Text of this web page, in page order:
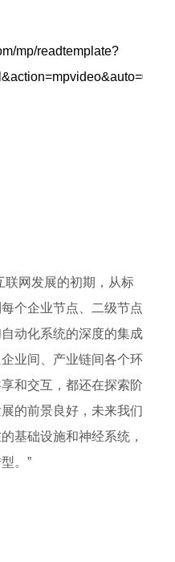
mp/readtemplate?
联网发展的初期，从标
个企业节点、二级节点
动化系统的深度的集成
业间、产业链间各个环
和交互，都还在探索阶
的前景良好，未来我们
基础设施和神经系统，
。”